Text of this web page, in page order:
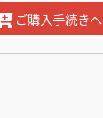
ご購入手続きへ